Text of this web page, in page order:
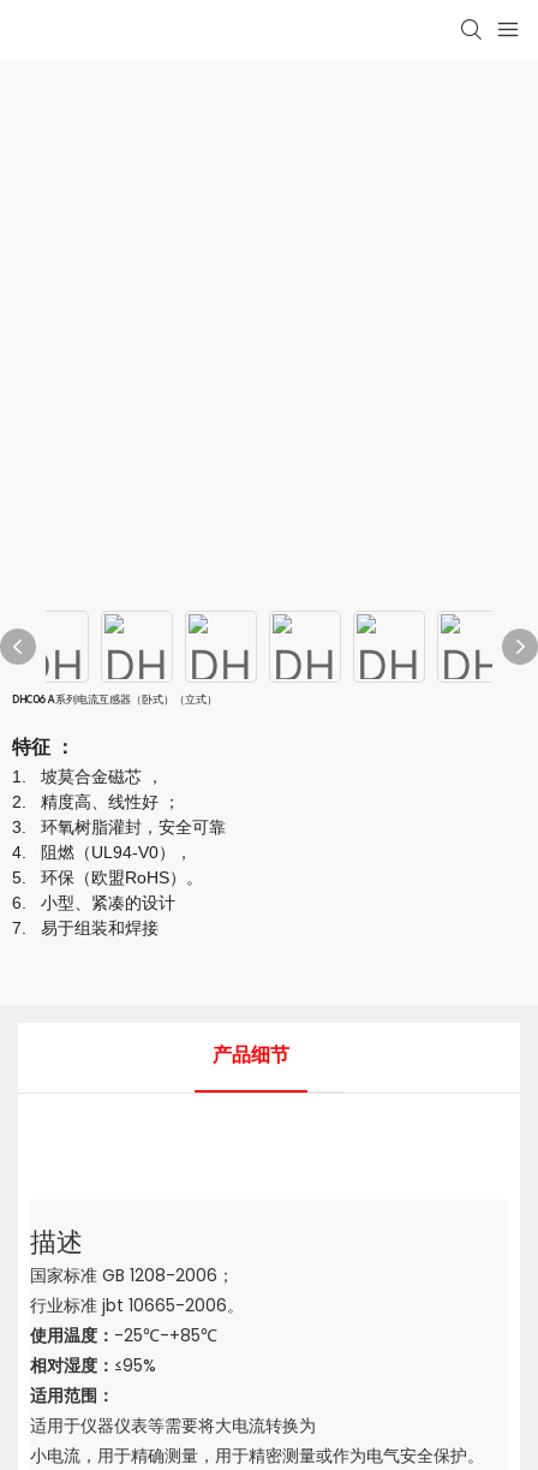
DHC06A系列电流互感器（卧式）（立式）
特征 ：
1. 坡莫合金磁芯
，
2.
精度高、线性好
；
3.
环氧树脂灌封，安全可靠
4.
阻燃（UL94-V0），
5.
环保（欧盟RoHS）。
6.
小型、紧凑的设计
7.
易于组装和焊接
产品细节
描述
国家标准 GB 1208-2006；
行业标准 jbt 10665-2006。
使用温度： -25℃-+85℃
相对湿度： ≤95%
适用范围：
适用于仪器仪表等需要将大电流转换为
小电流，用于精确测量，用于精密测量或作为电气安全保护。